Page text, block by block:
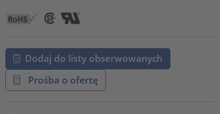
Dodaj do listy obserwowanych
Prośba o ofertę